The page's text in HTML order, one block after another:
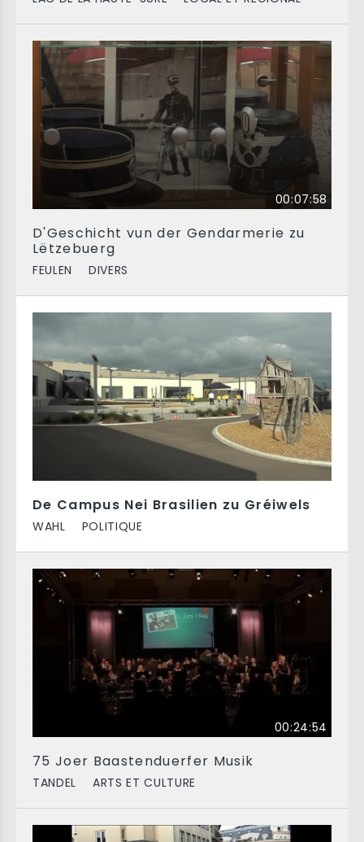
00:07:58
D'Geschicht vun der Gendarmerie zu
Lëtzebuerg
FEULEN DIVERS
De Campus Nei Brasilien zu Gréiwels
WAHL POLITIQUE
00:24:54
75 Joer Baastenduerfer Musik
TANDEL ARTS ET CULTURE